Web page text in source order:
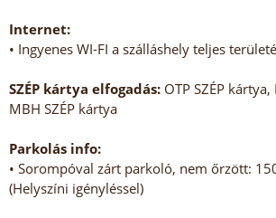
Internet:
• Ingyenes WI-FI a szálláshely teljes
SZÉP kártya elfogadás: OTP SZÉP
MBH SZÉP kártya
Parkolás info:
• Sorompóval zárt parkoló, nem őrzött:
(Helyszíni igényléssel)